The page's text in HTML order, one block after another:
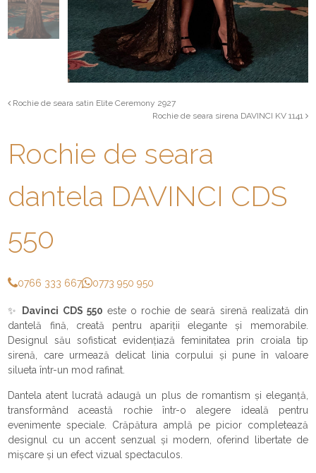
Rochie de seara satin Elite Ceremony 2927
Rochie de seara sirena DAVINCI KV 1141
Rochie de seara
dantela DAVINCI CDS
550
0766 333 667 0773 950 950
✨ Davinci CDS 550 este o rochie de seară sirenă realizată din
dantelă fină, creată pentru apariții elegante și memorabile.
Designul său sofisticat evidențiază feminitatea prin croiala tip
sirenă, care urmează delicat linia corpului și pune în valoare
silueta într-un mod rafinat.
Dantela atent lucrată adaugă un plus de romantism și eleganță,
transformând această rochie într-o alegere ideală pentru
evenimente speciale. Crăpătura amplă pe picior completează
designul cu un accent senzual și modern, oferind libertate de
mișcare și un efect vizual spectaculos.